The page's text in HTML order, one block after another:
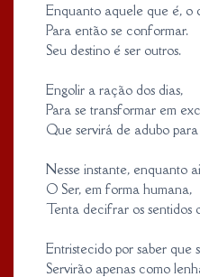
Enquanto aquele que é, o
Para então se conformar.
Seu destino é ser outros.
Engolir a ração dos dias,
Para se transformar em
Que servirá de adubo
Nesse instante, enquanto
O Ser, em forma humana,
Tenta decifrar os sentidos
Entristecido por saber que
Servirão apenas como